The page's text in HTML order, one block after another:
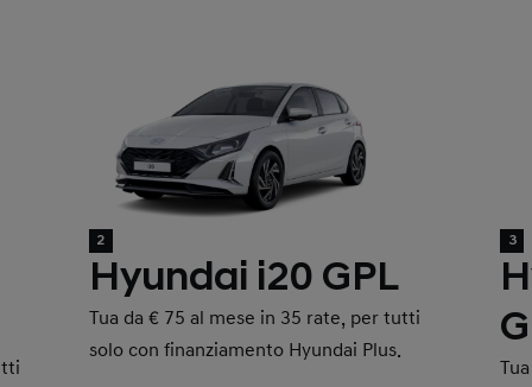
2
Hyundai i20 GPL
Tua da € 75 al mese in 35 rate, per tutti
solo con finanziamento Hyundai Plus.
3